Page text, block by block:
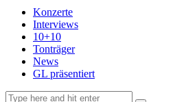
Konzerte
Interviews
10+10
Tonträger
News
GL präsentiert